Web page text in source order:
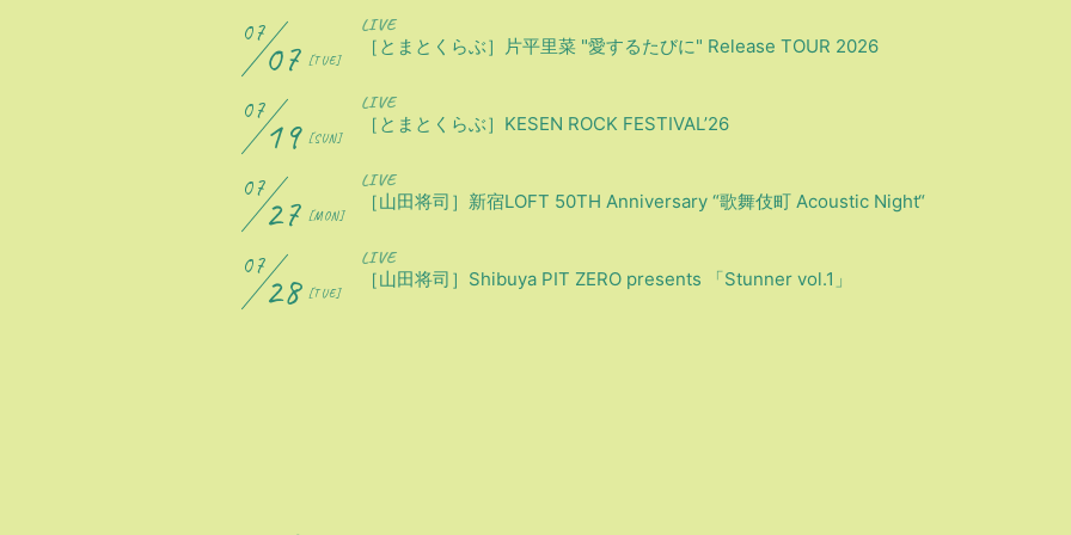
07
07 [TUE]
LIVE
［とまとくらぶ］片平里菜 "愛するたびに" Release TOUR 2026
07
19 [SUN]
LIVE
［とまとくらぶ］KESEN ROCK FESTIVAL’26
07
27 [MON]
LIVE
［山田将司］新宿LOFT 50TH Anniversary “歌舞伎町 Acoustic Night“
07
28 [TUE]
LIVE
［山田将司］Shibuya PIT ZERO presents 「Stunner vol.1」